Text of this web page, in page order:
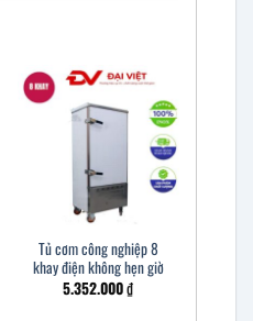
Tủ cơm công nghiệp 8
khay điện không hẹn giờ
5.352.000₫